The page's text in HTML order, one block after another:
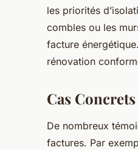
les priorités
combles ou les
facture
rénovation
Cas
De nombreux
factures. Par